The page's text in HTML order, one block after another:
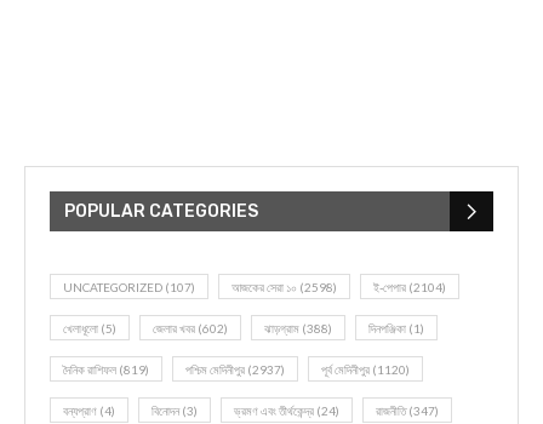
POPULAR CATEGORIES
UNCATEGORIZED (107) আজকের সেরা ১০ (2598) ই-পেপার (2104)
খেলাধূলো (5) জেলার খবর (602) ঝাড়গ্রাম (388) দিনপঞ্জিকা (1)
দৈনিক রাশিফল (819) পশ্চিম মেদিনীপুর (2937) পূর্ব মেদিনীপুর (1120)
বন্যপ্রাণ (4) বিনোদন(3) ভ্রমণ এবং তীর্থকেন্দ্র (24) রাজনীতি(347)